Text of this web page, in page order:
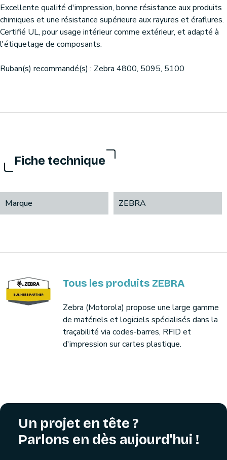
Excellente qualité d'impression, bonne résistance aux produits
chimiques et une résistance supérieure aux rayures et éraflures.
Certifié UL, pour usage intérieur comme extérieur, et adapté à
l'étiquetage de composants.
Ruban(s) recommandé(s) : Zebra 4800, 5095, 5100
Fiche technique
Marque ZEBRA
Tous les produits ZEBRA
Zebra (Motorola) propose une large gamme
de matériels et logiciels spécialisés dans la
traçabilité via codes-barres, RFID et
d'impression sur cartes plastique.
Un projet en tête ?
Parlons en dès aujourd'hui !